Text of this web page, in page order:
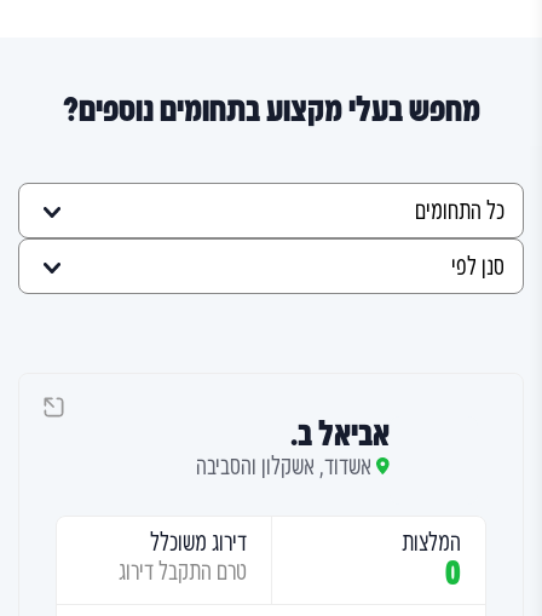
מחפש בעלי מקצוע בתחומים נוספים?
אביאל ב.
אשדוד, אשקלון והסביבה
המלצות
0
דירוג משוכלל
טרם התקבל דירוג